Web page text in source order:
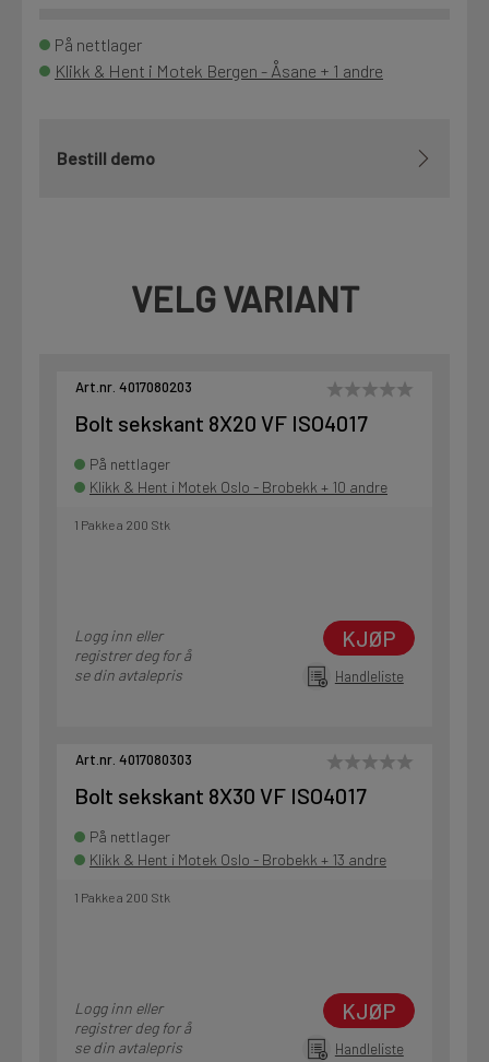
På nettlager
Klikk & Hent i Motek Bergen - Åsane + 1 andre
Bestill demo
VELG VARIANT
Art.nr. 4017080203
Bolt sekskant 8X20 VF ISO4017
På nettlager
Klikk & Hent i Motek Oslo - Brobekk + 10 andre
1 Pakke a 200 Stk
Logg inn eller
registrer deg for å
se din avtalepris
KJØP
Handleliste
Art.nr. 4017080303
Bolt sekskant 8X30 VF ISO4017
På nettlager
Klikk & Hent i Motek Oslo - Brobekk + 13 andre
1 Pakke a 200 Stk
Logg inn eller
registrer deg for å
se din avtalepris
KJØP
Handleliste